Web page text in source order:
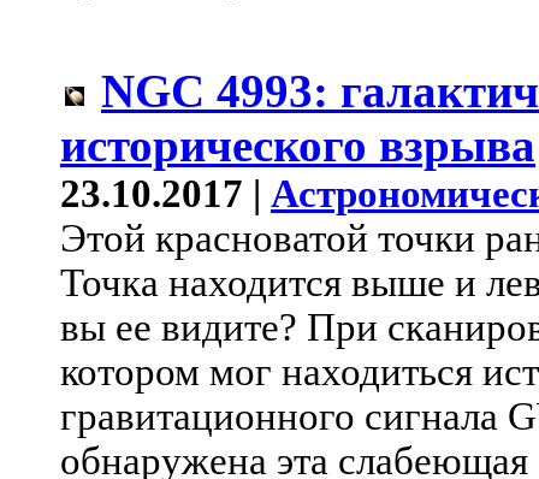
NGC 4993:
исторического взрыва
23.10.2017 |
Этой красноватой точки
Точка находится выше и
вы ее видите? При
котором мог находиться
гравитационного сигнала
обнаружена эта слабеющая